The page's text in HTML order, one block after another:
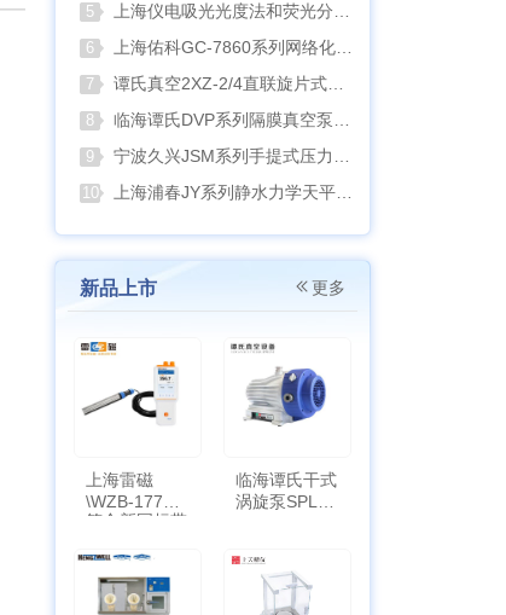
5 上海仪电吸光光度法和荧光分析法的异同
6 上海佑科GC-7860系列网络化气相色谱仪
7 谭氏真空2XZ-2/4直联旋片式真空泵全面升级，取消气镇阀、油镜变大更便捷
8 临海谭氏DVP系列隔膜真空泵：抗腐蚀、高稳定性的实验室与工业真空解决方案
9 宁波久兴JSM系列手提式压力蒸汽灭菌器：安全高效的实验室灭菌利器
10 上海浦春JY系列静水力学天平：工程与科研领域的精准密度测试利器
新品上市 更多
上海雷磁
\WZB-177Y
符合新国标带
临海谭氏干式
涡旋泵SPL-